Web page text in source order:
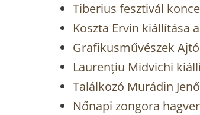
Tiberius fesztivál
Koszta Ervin kiállítása
Grafikusművészek
Laurențiu Midvichi
Találkozó Murádin
Nőnapi zongora